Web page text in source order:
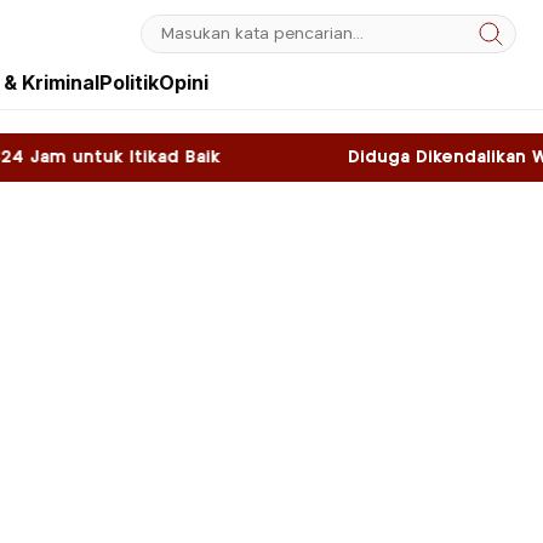
KriminalPolitikOpini
Diduga Dikendalikan WNA, Sky Game di